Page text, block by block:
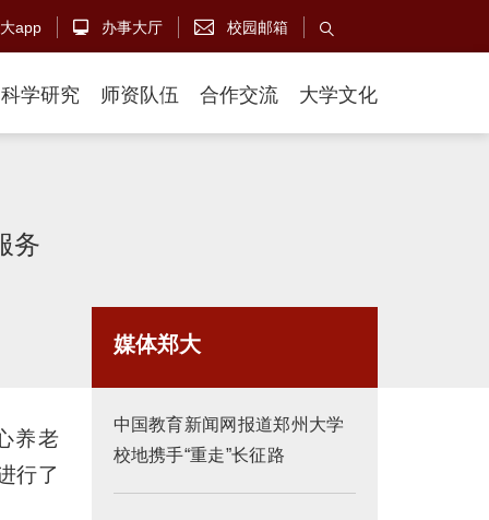
app  办事大厅  校园邮箱 
科学研究 师资队伍 合作交流 大学文化
务
养老
行了
媒体郑大
中国教育新闻网报道郑州大学
校地携手“重走”长征路